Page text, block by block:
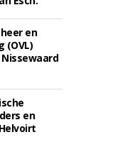
en
(OVL)
en